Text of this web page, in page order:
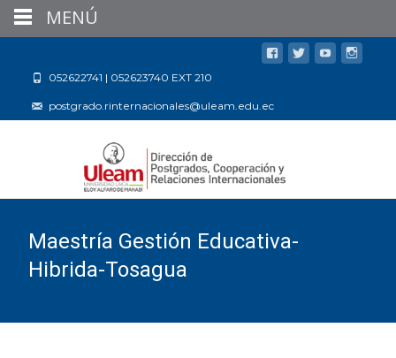
052622741 | 052623740 EXT 210
postgrado.rinternacionales@uleam.edu.ec
Maestría Gestión Educativa-
Hibrida-Tosagua
MENÚ